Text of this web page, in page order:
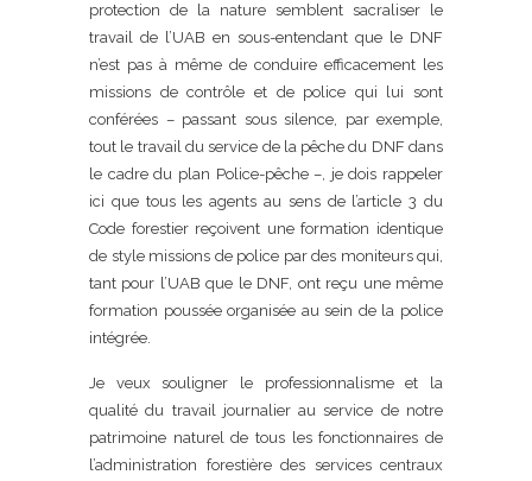
protection de la nature semblent sacraliser le
travail de l’UAB en sous-entendant que le DNF
n’est pas à même de conduire efficacement les
missions de contrôle et de police qui lui sont
conférées – passant sous silence, par exemple,
tout le travail du service de la pêche du DNF dans
le cadre du plan Police-pêche –, je dois rappeler
ici que tous les agents au sens de l’article 3 du
Code forestier reçoivent une formation identique
de style missions de police par des moniteurs qui,
tant pour l’UAB que le DNF, ont reçu une même
formation poussée organisée au sein de la police
intégrée.
Je veux souligner le professionnalisme et la
qualité du travail journalier au service de notre
patrimoine naturel de tous les fonctionnaires de
l’administration forestière des services centraux